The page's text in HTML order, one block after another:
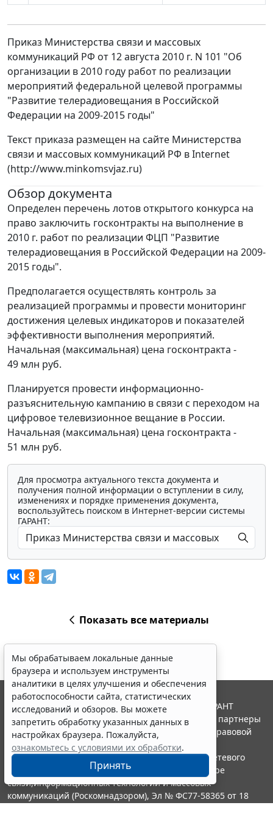
Приказ Министерства связи и массовых
коммуникаций РФ от 12 августа 2010 г. N 101 "Об
организации в 2010 году работ по реализации
мероприятий федеральной целевой программы
"Развитие телерадиовещания в Российской
Федерации на 2009-2015 годы"
Текст приказа размещен на сайте Министерства
связи и массовых коммуникаций РФ в Internet
(http://www.minkomsvjaz.ru)
Обзор документа
Определен перечень лотов открытого конкурса на
право заключить госконтракты на выполнение в
2010 г. работ по реализации ФЦП "Развитие
телерадиовещания в Российской Федерации на 2009-
2015 годы".
Предполагается осуществлять контроль за
реализацией программы и провести мониторинг
достижения целевых индикаторов и показателей
эффективности выполнения мероприятий.
Начальная (максимальная) цена госконтракта -
49 млн руб.
Планируется провести информационно-
разъяснительную кампанию в связи с переходом на
цифровое телевизионное вещание в России.
Начальная (максимальная) цена госконтракта -
51 млн руб.
Для просмотра актуального текста документа и
получения полной информации о вступлении в силу,
изменениях и порядке применения документа,
воспользуйтесь поиском в Интернет-версии системы
ГАРАНТ:
Показать все материалы
Мы обрабатываем локальные данные
браузера и используем инструменты
аналитики в целях улучшения и обеспечения
работоспособности сайта, статистических
исследований и обзоров. Вы можете
запретить обработку указанных данных в
настройках браузера. Пожалуйста,
ознакомьтесь с условиями их обработки.
Принять
© ООО "НПП "ГАРАНТ-СЕРВИС", 2026. Система ГАРАНТ
выпускается с 1990 года. Компания "Гарант" и ее партнеры
являются участниками Российской ассоциации правовой
информации ГАРАНТ.
Портал ГАРАНТ.РУ зарегистрирован в качестве сетевого
издания Федеральной службой по надзору в сфере
связи,информационных технологий и массовых
коммуникаций (Роскомнадзором), Эл № ФС77-58365 от 18